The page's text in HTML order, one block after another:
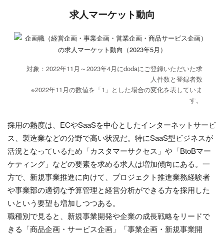
求人マーケット動向
対象：2022年11月～2023年4月にdodaにご登録いただいた求
人件数と登録者数
※2022年11月の数値を「1」とした場合の変化を表していま
す。
採用の熱度は、ECやSaaSを中心としたインターネットサービ
ス、製造業などの分野で高い状況だ。特にSaaS型ビジネスが
活況となっているため「カスタマーサクセス」や「BtoBマー
ケティング」などの要素を求める求人は増加傾向にある。一
方で、新規事業推進に向けて、プロジェクト推進業務経験者
や事業部の適切な予算管理と経営分析ができる方を採用した
いという要望も増加しつつある。
職種別で見ると、新規事業開発や企業の成長戦略をリードで
きる「商品企画・サービス企画」「事業企画・新規事業開